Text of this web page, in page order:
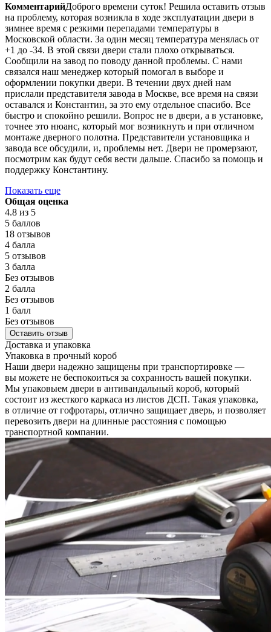
КомментарийДоброго времени суток! Решила оставить отзыв
на проблему, которая возникла в ходе эксплуатации двери в
зимнее время с резкими перепадами температуры в
Московской области. За один месяц температура менялась от
+1 до -34. В этой связи двери стали плохо открываться.
Сообщили на завод по поводу данной проблемы. С нами
связался наш менеджер который помогал в выборе и
оформлении покупки двери. В течении двух дней нам
прислали представителя завода в Москве, все время на связи
оставался и Константин, за это ему отдельное спасибо. Все
быстро и спокойно решили. Вопрос не в двери, а в установке,
точнее это нюанс, который мог возникнуть и при отличном
монтаже дверного полотна. Представители установщика и
завода все обсудили, и, проблемы нет. Двери не промерзают,
посмотрим как будут себя вести дальше. Спасибо за помощь и
поддержку Константину.
Показать еще
Общая оценка
4.8 из 5
5 баллов
18 отзывов
4 балла
5 отзывов
3 балла
Без отзывов
2 балла
Без отзывов
1 балл
Без отзывов
Оставить отзыв
Доставка и упаковка
Упаковка в прочный короб
Наши двери надежно защищены при транспортировке —
вы можете не беспокоиться за сохранность вашей покупки.
Мы упаковыем двери в антивандальный короб, который
состоит из жесткого каркаса из листов ДСП. Такая упаковка,
в отличие от гофротары, отлично защищает дверь, и позволяет
перевозить двери на длинные расстояния с помощью
транспортной компании.